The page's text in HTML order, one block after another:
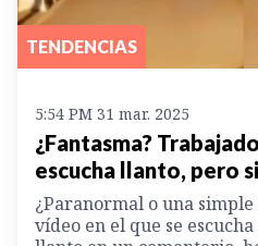
TENDENCIAS
5:54 PM 31 mar. 2025
¿Fantasma?
escucha llanto, pero
¿Paranormal o una
vídeo en el que se